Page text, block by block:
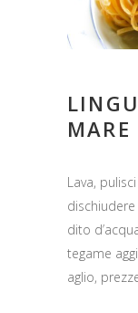
Lava,
dito
tegame
aglio,